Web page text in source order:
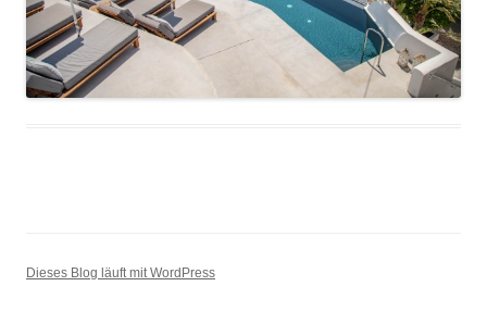
Dieses Blog läuft mit WordPress